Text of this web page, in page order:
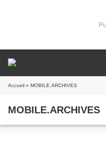
Accueil » MOBILE.ARCHIVES
MOBILE.ARCHIVES